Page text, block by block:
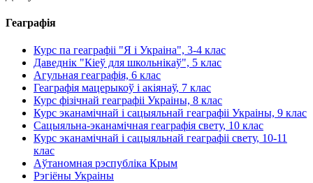
Геаграфія
Курс па геаграфіі "Я і Украіна", 3-4 клас
Даведнік "Кіеў для школьнікаў", 5 клас
Агульная геаграфія, 6 клас
Геаграфія мацерыкоў і акіянаў, 7 клас
Курс фізічнай геаграфіі Украіны, 8 клас
Курс эканамічнай і сацыяльнай геаграфіі Украіны, 9 клас
Сацыяльна-эканамічная геаграфія свету, 10 клас
Курс эканамічнай і сацыяльнай геаграфіі свету, 10-11
клас
Аўтаномная рэспубліка Крым
Рэгіёны Украіны